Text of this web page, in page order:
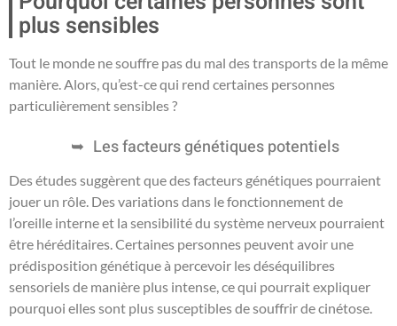
plus sensibles
Tout le monde ne souffre pas du mal des transports de la même
manière. Alors, qu’est-ce qui rend certaines personnes
particulièrement sensibles ?
Les facteurs génétiques potentiels
Des études suggèrent que des facteurs génétiques pourraient
jouer un rôle. Des variations dans le fonctionnement de
l’oreille interne et la sensibilité du système nerveux pourraient
être héréditaires. Certaines personnes peuvent avoir une
prédisposition génétique à percevoir les déséquilibres
sensoriels de manière plus intense, ce qui pourrait expliquer
pourquoi elles sont plus susceptibles de souffrir de cinétose.